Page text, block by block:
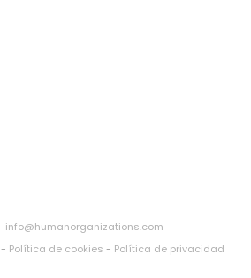
info@humanorganizations.com
- Política de cookies - Política de privacidad